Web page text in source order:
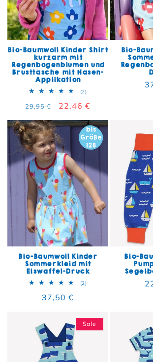
Bio-Baumwoll Kinder Shirt
kurzarm mit
Regenbogenblumen und
Brusttasche mit Hasen-
Applikation
(2)2 Bewertungen insgesamt
Normaler Preis
29,95 € Verkaufspreis
22,46 €
Bio-
Bio-Baumwoll Kinder
Sommerkleid mit
Eiswaffel-Druck
(2)2 Bewertungen
Normaler Preis
37,50 €
Bio-
Sale